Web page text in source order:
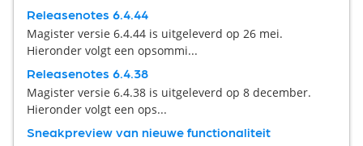
Releasenotes 6.4.44
Magister versie 6.4.44 is uitgeleverd op 26 mei.
Hieronder volgt een opsommi...
Releasenotes 6.4.38
Magister versie 6.4.38 is uitgeleverd op 8 december.
Hieronder volgt een ops...
Sneakpreview van nieuwe functionaliteit